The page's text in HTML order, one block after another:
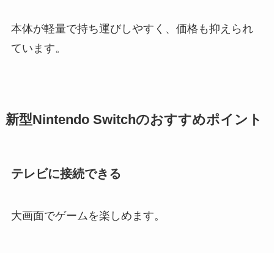
本体が軽量で持ち運びしやすく、価格も抑えられ
ています。
新型Nintendo Switchのおすすめポイント
テレビに接続できる
大画面でゲームを楽しめます。